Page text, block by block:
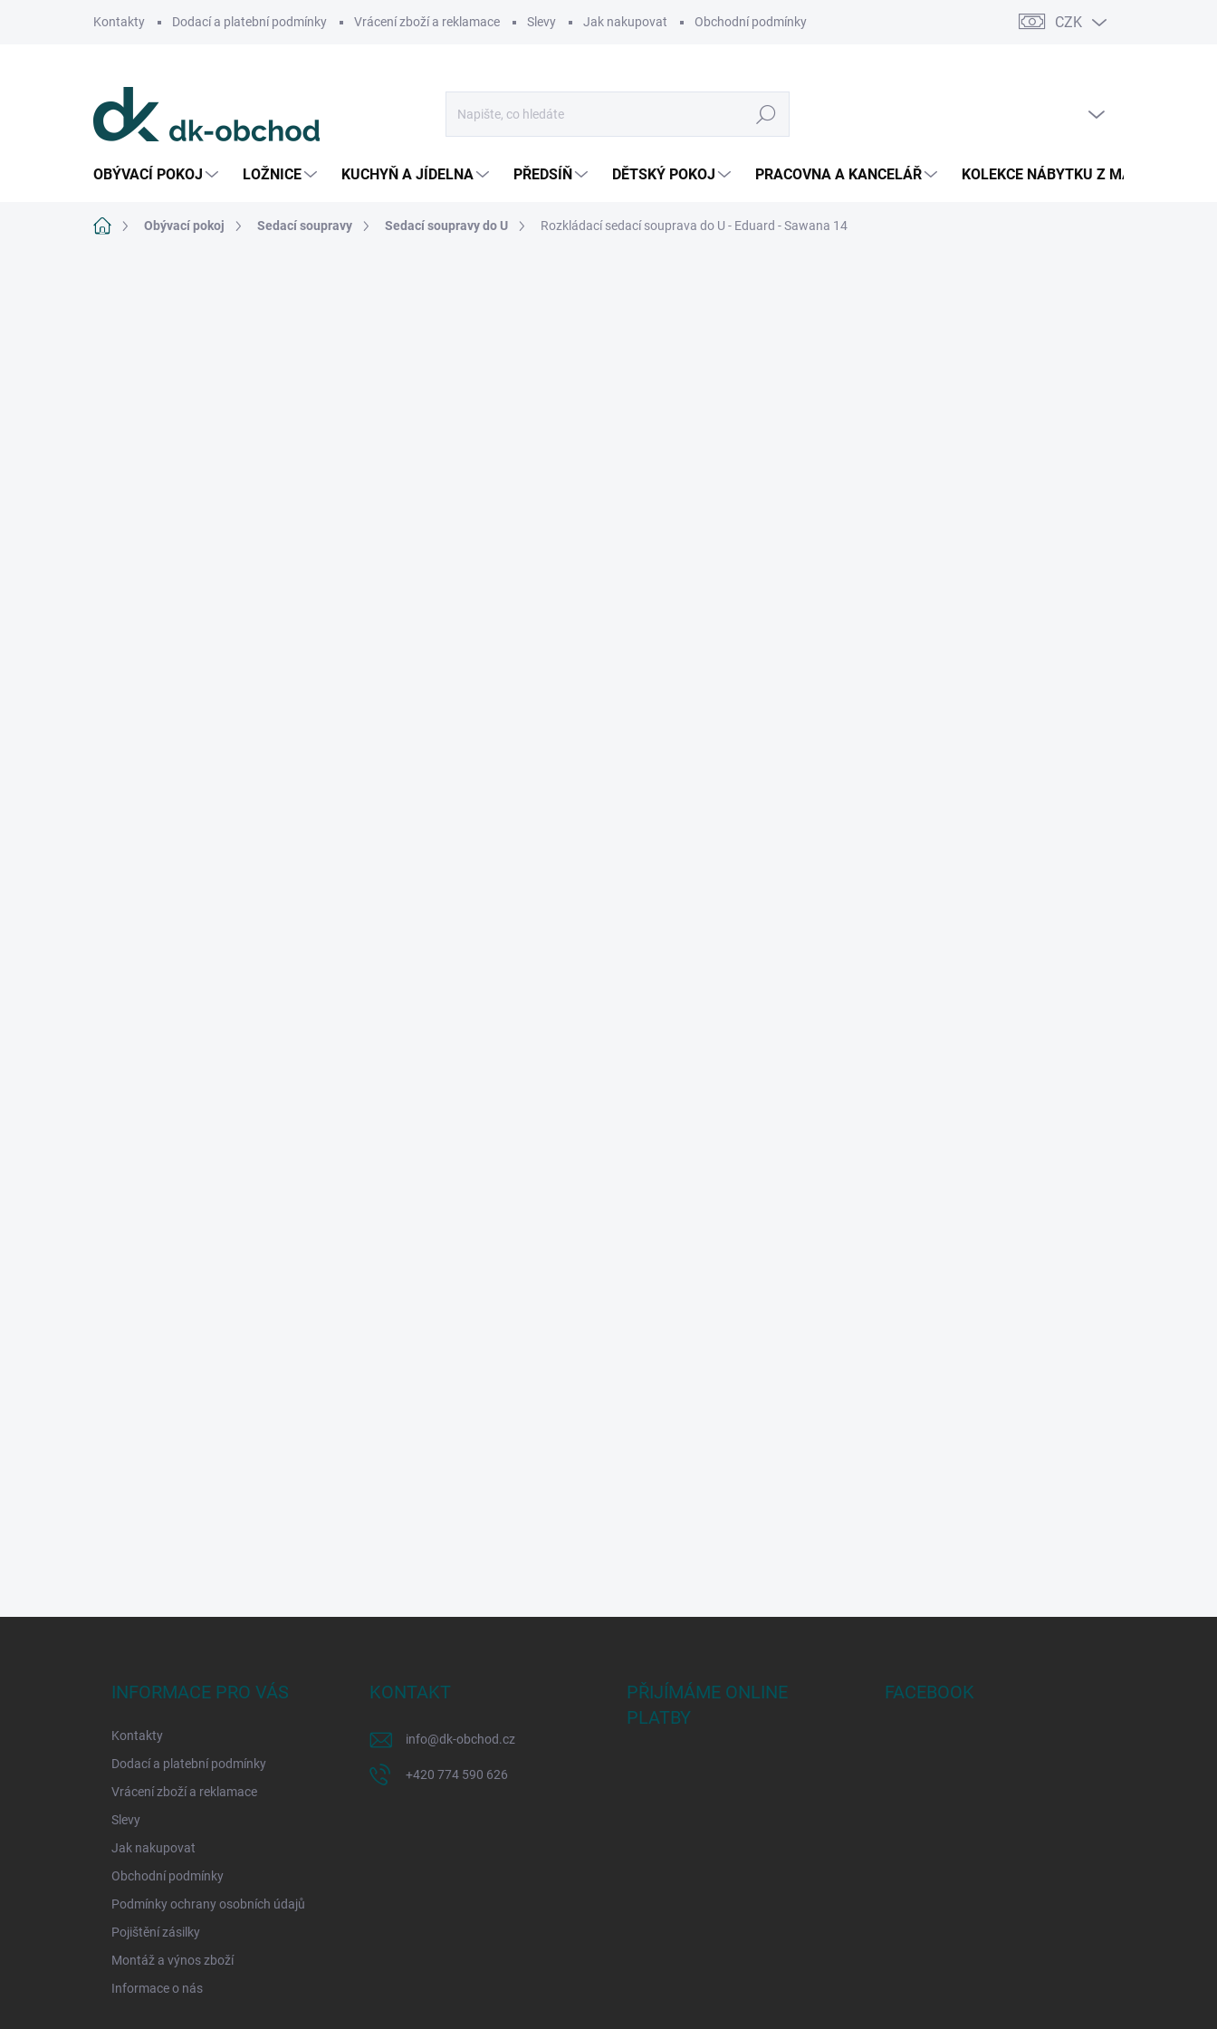
Kontakty Dodací a platební podmínky Vrácení zboží a reklamace Slevy Jak nakupovat Obchodní podmínky Podmínky ochrany osobních údajů Pojištění zásilky
CZK
Hledat
OBÝVACÍ POKOJ LOŽNICE KUCHYŇ A JÍDELNA PŘEDSÍŇ DĚTSKÝ POKOJ PRACOVNA A KANCELÁŘ KOLEKCE NÁBYTKU Z MASIVU
Domů Obývací pokoj Sedací soupravy Sedací soupravy do U Rozkládací sedací souprava do U - Eduard - Sawana 14
INFORMACE PRO VÁS
Kontakty
Dodací a platební podmínky
Vrácení zboží a reklamace
Slevy
Jak nakupovat
Obchodní podmínky
Podmínky ochrany osobních údajů
Pojištění zásilky
Montáž a výnos zboží
Informace o nás
KONTAKT
info@dk-obchod.cz
+420 774 590 626
PŘIJÍMÁME ONLINE
PLATBY
FACEBOOK